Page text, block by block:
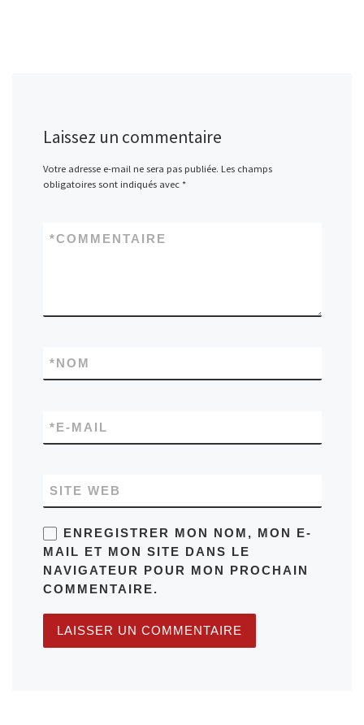
Laissez un commentaire
Votre adresse e-mail ne sera pas publiée. Les champs
obligatoires sont indiqués avec *
COMMENTAIRE
*
NOM
*
E-MAIL
*
SITE WEB
ENREGISTRER MON NOM, MON E-
MAIL ET MON SITE DANS LE
NAVIGATEUR POUR MON PROCHAIN
COMMENTAIRE.